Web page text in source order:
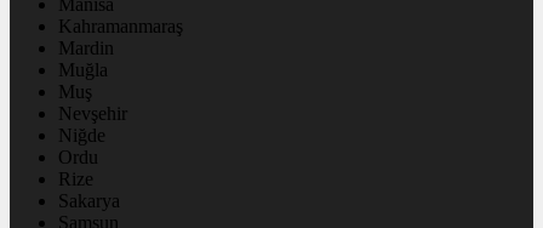
Manisa
Kahramanmaraş
Mardin
Muğla
Muş
Nevşehir
Niğde
Ordu
Rize
Sakarya
Samsun